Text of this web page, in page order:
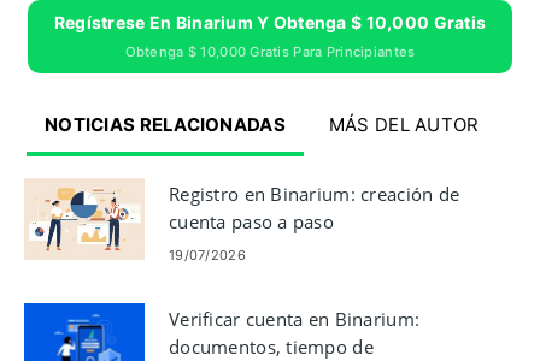
Regístrese En Binarium Y Obtenga $ 10,000 Gratis
Obtenga $ 10,000 Gratis Para Principiantes
NOTICIAS RELACIONADAS MÁS DEL AUTOR
Registro en Binarium: creación de
cuenta paso a paso
19/07/2026
Verificar cuenta en Binarium:
documentos, tiempo de